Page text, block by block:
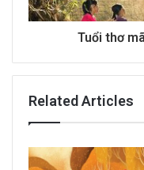
Tuổi thơ
Related Articles